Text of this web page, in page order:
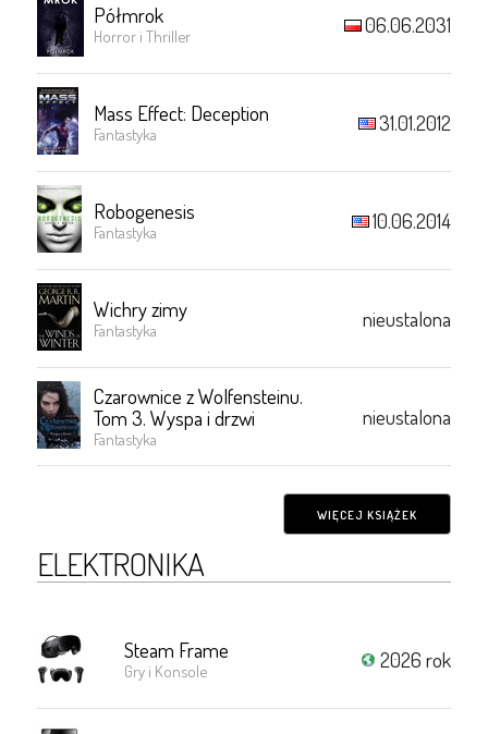
Półmrok
Horror i Thriller 06.06.2031
Mass Effect: Deception
Fantastyka 31.01.2012
Robogenesis
Fantastyka 10.06.2014
Wichry zimy
Fantastyka nieustalona
Czarownice z Wolfensteinu.
Tom 3. Wyspa i drzwi
Fantastyka
nieustalona
WIĘCEJ KSIĄŻEK
ELEKTRONIKA
Steam Frame
Gry i Konsole 2026 rok